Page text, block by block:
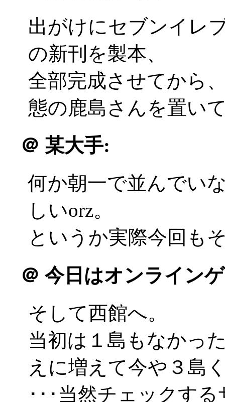
出がけにセブンイレ
の新刊を製本、
全部完成させてから
態の鹿島さんを置い
＠ 某大手:
何か朝一で並んでい
しいorz。
というか実際今回も
＠ 今日はオンライン
そして西館へ。
当初は１島もなかっ
えに増えて今や３島
･･･当然チェックす